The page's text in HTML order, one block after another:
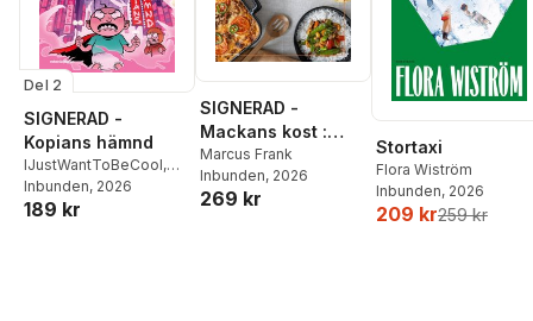
Del 2
SIGNERAD -
Kopians hämnd
IJustWantToBeCool,
Joel Adolphson
Ejdemo Beer
Inbunden, 2026
189 kr
SIGNERAD -
Mackans kost :
Middagar och
matlådor
Marcus Frank
Inbunden, 2026
269 kr
Stortaxi
Flora Wiström
Inbunden, 2026
209 kr259 kr